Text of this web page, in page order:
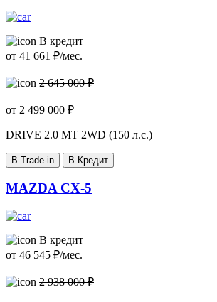
В кредит
от 41 661 ₽/мес.
2 645 000 ₽
от 2 499 000 ₽
DRIVE 2.0 MT 2WD (150 л.с.)
В Trade-in В Кредит
MAZDA CX-5
В кредит
от 46 545 ₽/мес.
2 938 000 ₽